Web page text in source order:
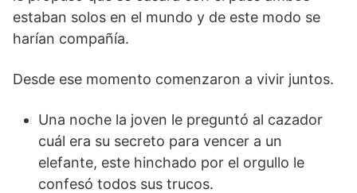
estaban solos en el mundo y de este modo se
harían compañía.
Desde ese momento comenzaron a vivir juntos.
Una noche la joven le preguntó al cazador
cuál era su secreto para vencer a un
elefante, este hinchado por el orgullo le
confesó todos sus trucos.